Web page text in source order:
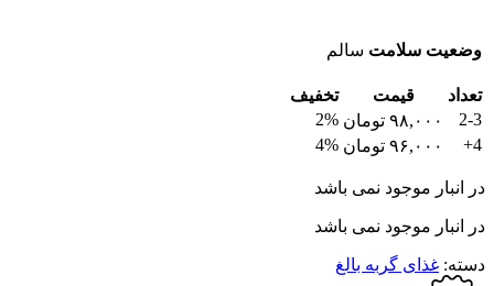
وضعیت سلامت سالم
تعداد قیمت
تخفیف
2-3
۹۸,۰۰۰ تومان 2%
4+
۹۶,۰۰۰ تومان 4%
در انبار موجود نمی باشد
در انبار موجود نمی باشد
دسته: غذای گربه بالغ